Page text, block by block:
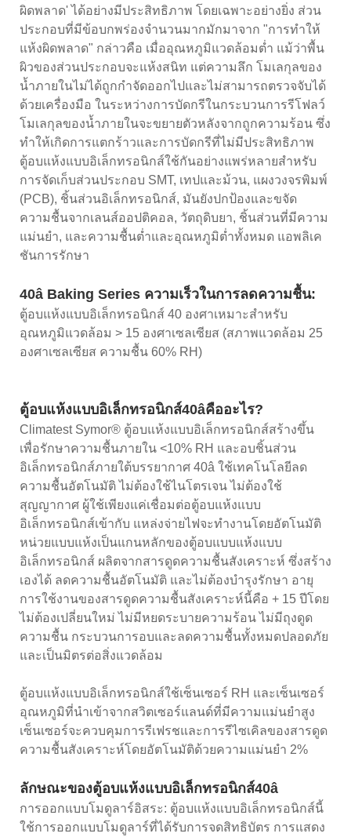
ผิดพลาด' ได้อย่างมีประสิทธิภาพ โดยเฉพาะอย่างยิ่ง ส่วน
ประกอบที่มีข้อบกพร่องจำนวนมากมักมาจาก "การทำให้
แห้งผิดพลาด" กล่าวคือ เมื่ออุณหภูมิแวดล้อมต่ำ แม้ว่าพื้น
ผิวของส่วนประกอบจะแห้งสนิท แต่ความลึก โมเลกุลของ
น้ำภายในไม่ได้ถูกกำจัดออกไปและไม่สามารถตรวจจับได้
ด้วยเครื่องมือ ในระหว่างการบัดกรีในกระบวนการรีโฟลว์
โมเลกุลของน้ำภายในจะขยายตัวหลังจากถูกความร้อน ซึ่ง
ทำให้เกิดการแตกร้าวและการบัดกรีที่ไม่มีประสิทธิภาพ
ตู้อบแห้งแบบอิเล็กทรอนิกส์ใช้กันอย่างแพร่หลายสำหรับ
การจัดเก็บส่วนประกอบ SMT, เทปและม้วน, แผงวงจรพิมพ์
(PCB), ชิ้นส่วนอิเล็กทรอนิกส์, มันยังปกป้องและขจัด
ความชื้นจากเลนส์ออปติคอล, วัตถุดิบยา, ชิ้นส่วนที่มีความ
แม่นยำ, และความชื้นต่ำและอุณหภูมิต่ำทั้งหมด แอพลิเค
ชันการรักษา
40â Baking Series ความเร็วในการลดความชื้น:
ตู้อบแห้งแบบอิเล็กทรอนิกส์ 40 องศาเหมาะสำหรับ
อุณหภูมิแวดล้อม > 15 องศาเซลเซียส (สภาพแวดล้อม 25
องศาเซลเซียส ความชื้น 60% RH)
ตู้อบแห้งแบบอิเล็กทรอนิกส์40âคืออะไร?
Climatest Symor® ตู้อบแห้งแบบอิเล็กทรอนิกส์สร้างขึ้น
เพื่อรักษาความชื้นภายใน <10% RH และอบชิ้นส่วน
อิเล็กทรอนิกส์ภายใต้บรรยากาศ 40â ใช้เทคโนโลยีลด
ความชื้นอัตโนมัติ ไม่ต้องใช้ไนโตรเจน ไม่ต้องใช้
สุญญากาศ ผู้ใช้เพียงแค่เชื่อมต่อตู้อบแห้งแบบ
อิเล็กทรอนิกส์เข้ากับ แหล่งจ่ายไฟจะทำงานโดยอัตโนมัติ
หน่วยแบบแห้งเป็นแกนหลักของตู้อบแบบแห้งแบบ
อิเล็กทรอนิกส์ ผลิตจากสารดูดความชื้นสังเคราะห์ ซึ่งสร้าง
เองได้ ลดความชื้นอัตโนมัติ และไม่ต้องบำรุงรักษา อายุ
การใช้งานของสารดูดความชื้นสังเคราะห์นี้คือ + 15 ปีโดย
ไม่ต้องเปลี่ยนใหม่ ไม่มีหยดระบายความร้อน ไม่มีถุงดูด
ความชื้น กระบวนการอบและลดความชื้นทั้งหมดปลอดภัย
และเป็นมิตรต่อสิ่งแวดล้อม
ตู้อบแห้งแบบอิเล็กทรอนิกส์ใช้เซ็นเซอร์ RH และเซ็นเซอร์
อุณหภูมิที่นำเข้าจากสวิตเซอร์แลนด์ที่มีความแม่นยำสูง
เซ็นเซอร์จะควบคุมการรีเฟรชและการรีไซเคิลของสารดูด
ความชื้นสังเคราะห์โดยอัตโนมัติด้วยความแม่นยำ 2%
ลักษณะของตู้อบแห้งแบบอิเล็กทรอนิกส์40â
การออกแบบโมดูลาร์อิสระ: ตู้อบแห้งแบบอิเล็กทรอนิกส์นี้
ใช้การออกแบบโมดูลาร์ที่ได้รับการจดสิทธิบัตร การแสดง